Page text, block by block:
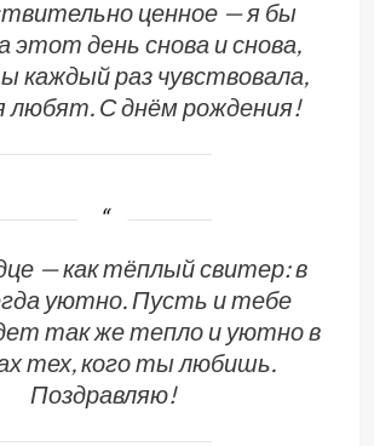
ценное — я бы
этот день снова и снова,
каждый раз чувствовала,
любят. С днём рождения!
— как тёплый свитер: в
уютно. Пусть и тебе
так же тепло и уютно в
тех, кого ты любишь.
Поздравляю!